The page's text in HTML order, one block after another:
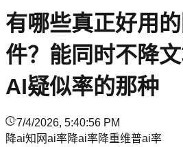
有哪些真正好用
件？能同时不降
AI疑似率的那种
7/4/2026, 5:40:56 PM
降ai知网ai率降ai率降重维普ai率